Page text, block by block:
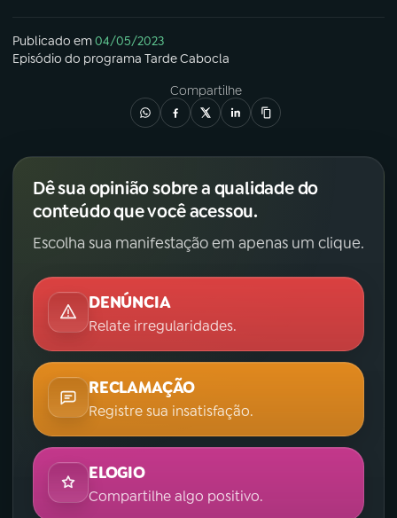
Publicado em04/05/2023
Episódio do programa Tarde Cabocla
Compartilhe
Dê sua opinião sobre a qualidade do
conteúdo que você acessou.
Escolha sua manifestação em apenas um clique.
DENÚNCIA
Relate irregularidades.
RECLAMAÇÃO
Registre sua insatisfação.
ELOGIO
Compartilhe algo positivo.